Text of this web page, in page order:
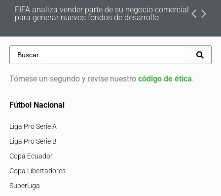
FIFA analiza vender parte de su negocio comercial
para generar nuevos fondos de desarrollo
Tómese un segundo y revise nuestro código de ética.
Fútbol Nacional
Liga Pro Serie A
Liga Pro Serie B
Copa Ecuador
Copa Libertadores
SuperLiga